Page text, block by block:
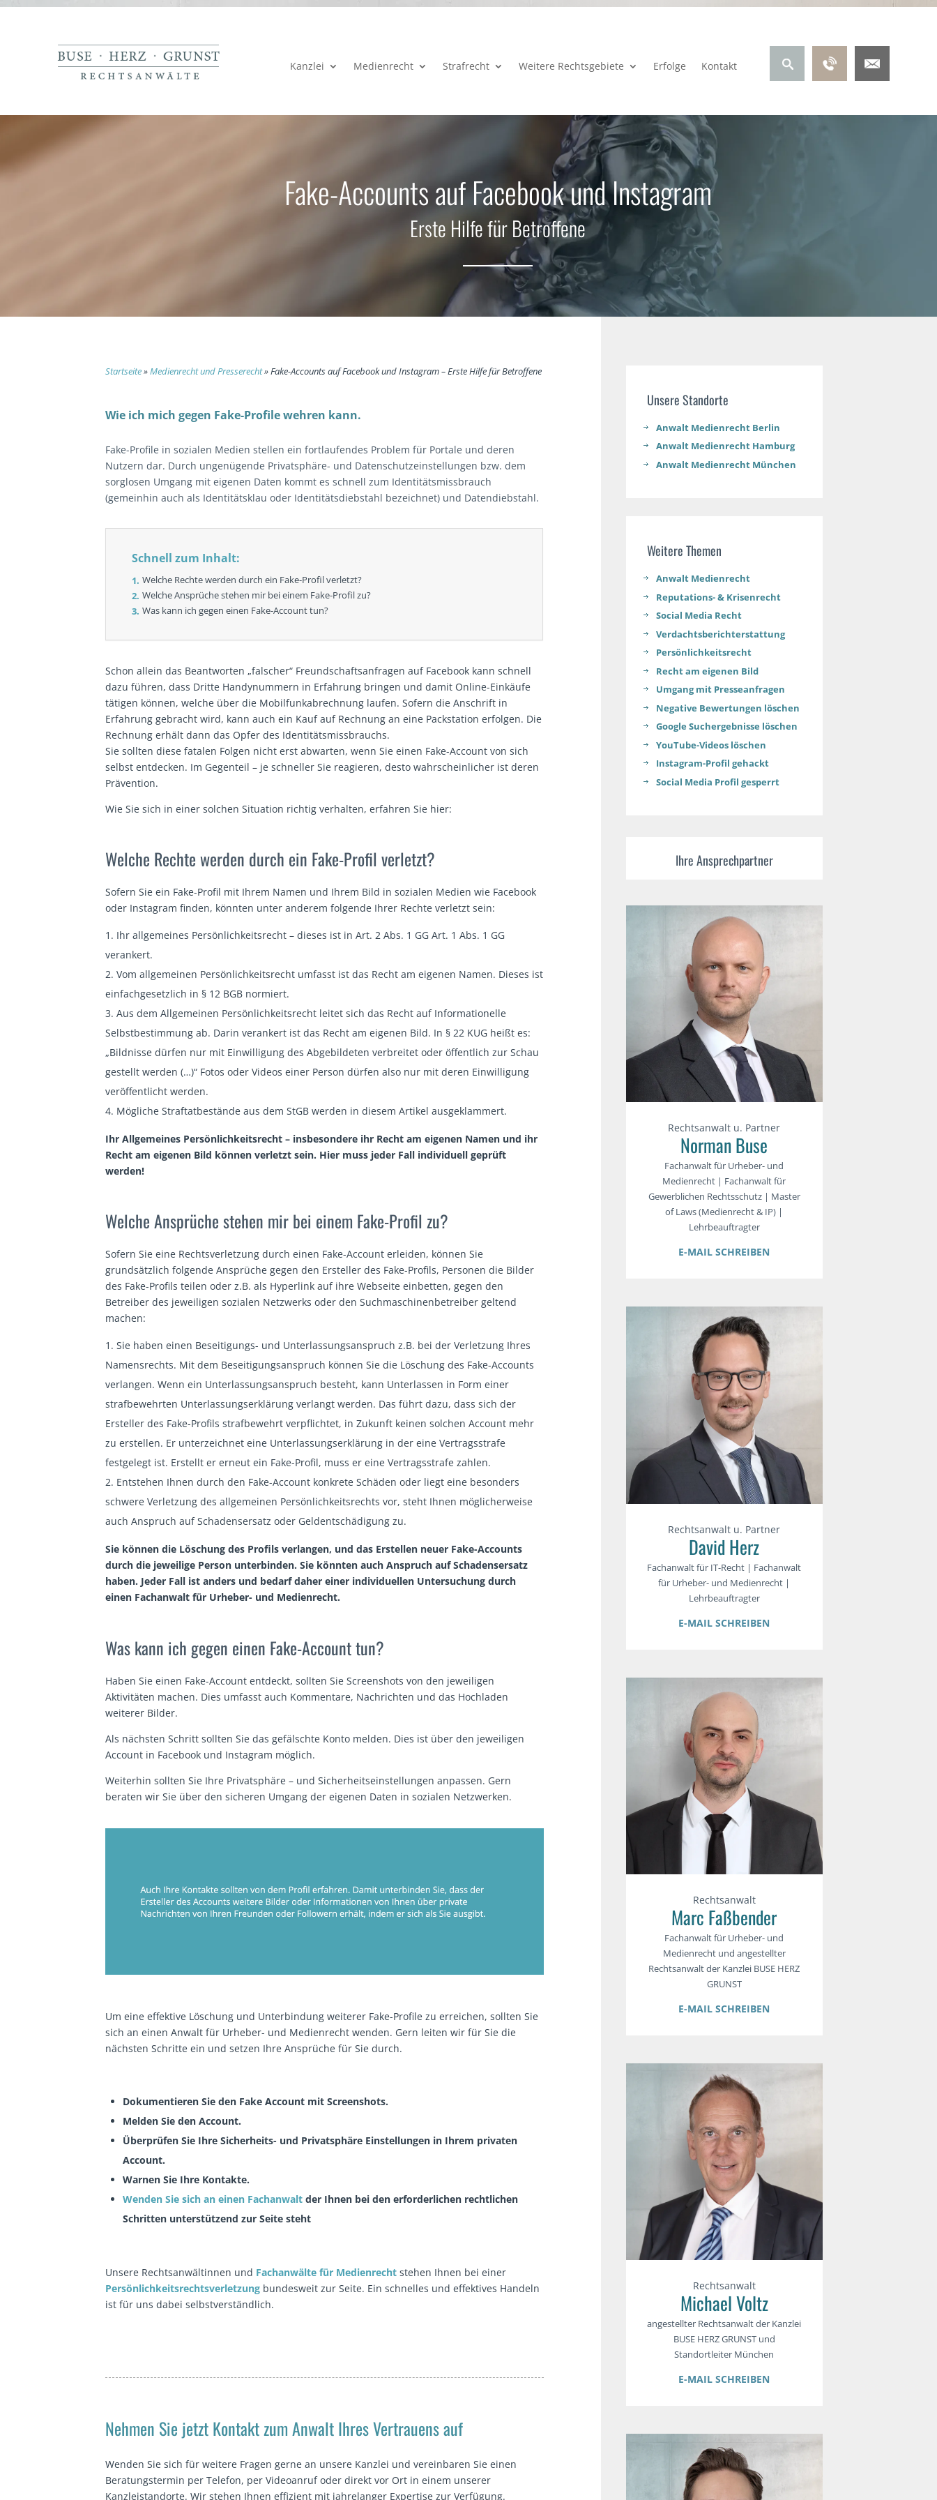
Kanzlei Medienrecht Strafrecht Weitere Rechtsgebiete Erfolge Kontakt
Fake-Accounts auf Facebook und Instagram
Erste Hilfe für Betroffene
Startseite»Medienrecht und Presserecht»Fake-Accounts auf Facebook und Instagram – Erste Hilfe für Betroffene
Wie ich mich gegen Fake-Profile wehren kann.
Fake-Profile in sozialen Medien stellen ein fortlaufendes Problem für Portale und deren
Nutzern dar. Durch ungenügende Privatsphäre- und Datenschutzeinstellungen bzw. dem
sorglosen Umgang mit eigenen Daten kommt es schnell zum Identitätsmissbrauch
(gemeinhin auch als Identitätsklau oder Identitätsdiebstahl bezeichnet) und Datendiebstahl.
Schnell zum Inhalt:
Welche Rechte werden durch ein Fake-Profil verletzt?
Welche Ansprüche stehen mir bei einem Fake-Profil zu?
Was kann ich gegen einen Fake-Account tun?
Schon allein das Beantworten „falscher“ Freundschaftsanfragen auf Facebook kann schnell
dazu führen, dass Dritte Handynummern in Erfahrung bringen und damit Online-Einkäufe
tätigen können, welche über die Mobilfunkabrechnung laufen. Sofern die Anschrift in
Erfahrung gebracht wird, kann auch ein Kauf auf Rechnung an eine Packstation erfolgen. Die
Rechnung erhält dann das Opfer des Identitätsmissbrauchs.
Sie sollten diese fatalen Folgen nicht erst abwarten, wenn Sie einen Fake-Account von sich
selbst entdecken. Im Gegenteil – je schneller Sie reagieren, desto wahrscheinlicher ist deren
Prävention.
Wie Sie sich in einer solchen Situation richtig verhalten, erfahren Sie hier:
Welche Rechte werden durch ein Fake-Profil verletzt?
Sofern Sie ein Fake-Profil mit Ihrem Namen und Ihrem Bild in sozialen Medien wie Facebook
oder Instagram finden, könnten unter anderem folgende Ihrer Rechte verletzt sein:
Ihr allgemeines Persönlichkeitsrecht – dieses ist in Art. 2 Abs. 1 GG Art. 1 Abs. 1 GG
verankert.
Vom allgemeinen Persönlichkeitsrecht umfasst ist das Recht am eigenen Namen. Dieses ist
einfachgesetzlich in § 12 BGB normiert.
Aus dem Allgemeinen Persönlichkeitsrecht leitet sich das Recht auf Informationelle
Selbstbestimmung ab. Darin verankert ist das Recht am eigenen Bild. In § 22 KUG heißt es:
„Bildnisse dürfen nur mit Einwilligung des Abgebildeten verbreitet oder öffentlich zur Schau
gestellt werden (…)“ Fotos oder Videos einer Person dürfen also nur mit deren Einwilligung
veröffentlicht werden.
Mögliche Straftatbestände aus dem StGB werden in diesem Artikel ausgeklammert.
Ihr Allgemeines Persönlichkeitsrecht – insbesondere ihr Recht am eigenen Namen und ihr
Recht am eigenen Bild können verletzt sein. Hier muss jeder Fall individuell geprüft
werden!
Welche Ansprüche stehen mir bei einem Fake-Profil zu?
Sofern Sie eine Rechtsverletzung durch einen Fake-Account erleiden, können Sie
grundsätzlich folgende Ansprüche gegen den Ersteller des Fake-Profils, Personen die Bilder
des Fake-Profils teilen oder z.B. als Hyperlink auf ihre Webseite einbetten, gegen den
Betreiber des jeweiligen sozialen Netzwerks oder den Suchmaschinenbetreiber geltend
machen:
Sie haben einen Beseitigungs- und Unterlassungsanspruch z.B. bei der Verletzung Ihres
Namensrechts. Mit dem Beseitigungsanspruch können Sie die Löschung des Fake-Accounts
verlangen. Wenn ein Unterlassungsanspruch besteht, kann Unterlassen in Form einer
strafbewehrten Unterlassungserklärung verlangt werden. Das führt dazu, dass sich der
Ersteller des Fake-Profils strafbewehrt verpflichtet, in Zukunft keinen solchen Account mehr
zu erstellen. Er unterzeichnet eine Unterlassungserklärung in der eine Vertragsstrafe
festgelegt ist. Erstellt er erneut ein Fake-Profil, muss er eine Vertragsstrafe zahlen.
Entstehen Ihnen durch den Fake-Account konkrete Schäden oder liegt eine besonders
schwere Verletzung des allgemeinen Persönlichkeitsrechts vor, steht Ihnen möglicherweise
auch Anspruch auf Schadensersatz oder Geldentschädigung zu.
Sie können die Löschung des Profils verlangen, und das Erstellen neuer Fake-Accounts
durch die jeweilige Person unterbinden. Sie könnten auch Anspruch auf Schadensersatz
haben. Jeder Fall ist anders und bedarf daher einer individuellen Untersuchung durch
einen Fachanwalt für Urheber- und Medienrecht.
Was kann ich gegen einen Fake-Account tun?
Haben Sie einen Fake-Account entdeckt, sollten Sie Screenshots von den jeweiligen
Aktivitäten machen. Dies umfasst auch Kommentare, Nachrichten und das Hochladen
weiterer Bilder.
Als nächsten Schritt sollten Sie das gefälschte Konto melden. Dies ist über den jeweiligen
Account in Facebook und Instagram möglich.
Weiterhin sollten Sie Ihre Privatsphäre – und Sicherheitseinstellungen anpassen. Gern
beraten wir Sie über den sicheren Umgang der eigenen Daten in sozialen Netzwerken.
Um eine effektive Löschung und Unterbindung weiterer Fake-Profile zu erreichen, sollten Sie
sich an einen Anwalt für Urheber- und Medienrecht wenden. Gern leiten wir für Sie die
nächsten Schritte ein und setzen Ihre Ansprüche für Sie durch.
Dokumentieren Sie den Fake Account mit Screenshots.
Melden Sie den Account.
Überprüfen Sie Ihre Sicherheits- und Privatsphäre Einstellungen in Ihrem privaten
Account.
Warnen Sie Ihre Kontakte.
Wenden Sie sich an einen Fachanwalt der Ihnen bei den erforderlichen rechtlichen
Schritten unterstützend zur Seite steht
Unsere Rechtsanwältinnen und Fachanwälte für Medienrecht stehen Ihnen bei einer
Persönlichkeitsrechtsverletzung bundesweit zur Seite. Ein schnelles und effektives Handeln
ist für uns dabei selbstverständlich.
Nehmen Sie jetzt Kontakt zum Anwalt Ihres Vertrauens auf
Wenden Sie sich für weitere Fragen gerne an unsere Kanzlei und vereinbaren Sie einen
Beratungstermin per Telefon, per Videoanruf oder direkt vor Ort in einem unserer
Kanzleistandorte. Wir stehen Ihnen effizient mit jahrelanger Expertise zur Verfügung.
Unsere Standorte
Anwalt Medienrecht Berlin
Anwalt Medienrecht Hamburg
Anwalt Medienrecht München
Weitere Themen
Anwalt Medienrecht
Reputations- & Krisenrecht
Social Media Recht
Verdachtsberichterstattung
Persönlichkeitsrecht
Recht am eigenen Bild
Umgang mit Presseanfragen
Negative Bewertungen löschen
Google Suchergebnisse löschen
YouTube-Videos löschen
Instagram-Profil gehackt
Social Media Profil gesperrt
Ihre Ansprechpartner
Rechtsanwalt u. Partner
Norman Buse
Fachanwalt für Urheber- und
Medienrecht | Fachanwalt für
Gewerblichen Rechtsschutz | Master
of Laws (Medienrecht & IP) |
Lehrbeauftragter
E-MAIL SCHREIBEN
Rechtsanwalt u. Partner
David Herz
Fachanwalt für IT-Recht | Fachanwalt
für Urheber- und Medienrecht |
Lehrbeauftragter
E-MAIL SCHREIBEN
Rechtsanwalt
Marc Faßbender
Fachanwalt für Urheber- und
Medienrecht und angestellter
Rechtsanwalt der Kanzlei BUSE HERZ
GRUNST
E-MAIL SCHREIBEN
Rechtsanwalt
Michael Voltz
angestellter Rechtsanwalt der Kanzlei
BUSE HERZ GRUNST und
Standortleiter München
E-MAIL SCHREIBEN